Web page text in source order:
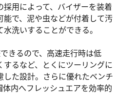
用によって、バイザーを装着
能で、泥や虫などが付着して汚
洗いすることができる。
きるので、高速走行時は低
るなど、とくにツーリングに
た設計。さらに優れたベンチ
内へフレッシュエアを効率的